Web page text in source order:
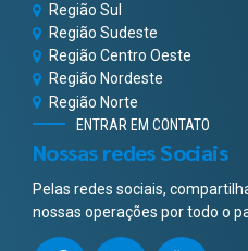
Região Sul
Região Sudeste
Região Centro Oeste
Região Nordeste
Região Norte
ENTRAR EM CONTATO
Nossas redes Sociais
Pelas redes sociais,
nossas operações por todo o